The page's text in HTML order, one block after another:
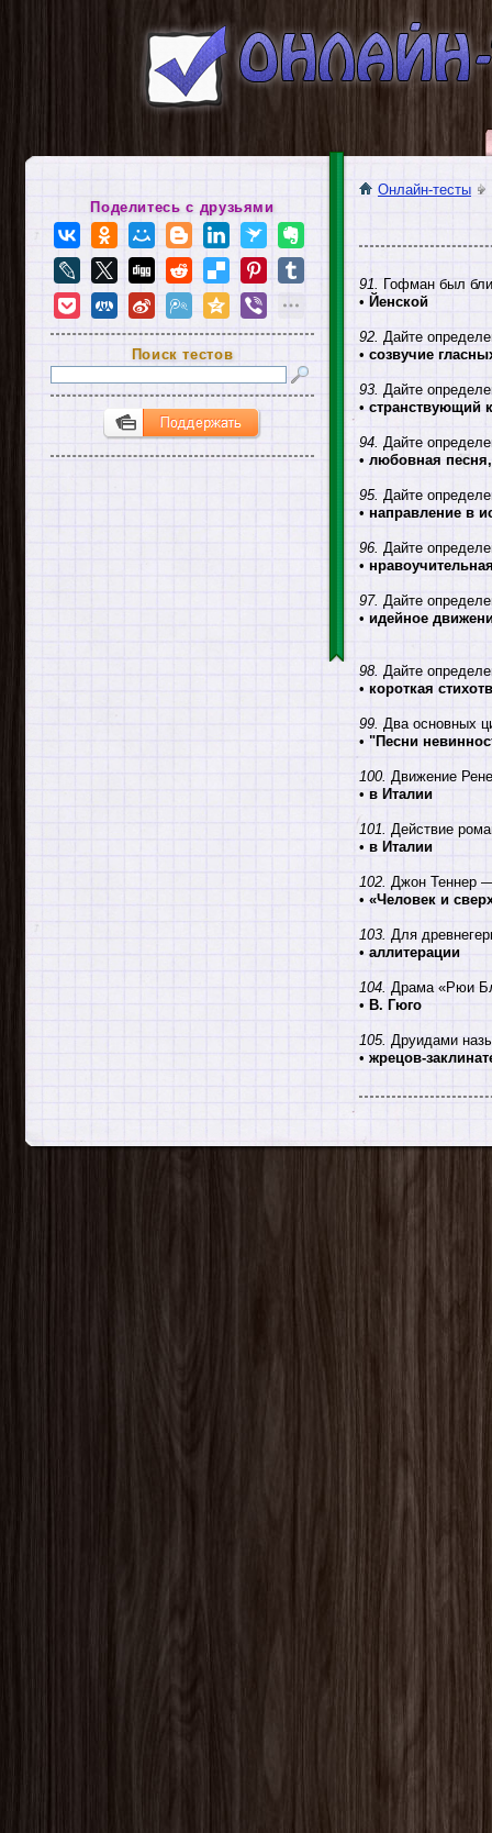
Онлайн-тесты
91.
Гофман был
• Йенской
92. Дайте
• созвучие
93. Дайте
• странствующий
94. Дайте
• любовная
95. Дайте
• направление в
96. Дайте
•
97. Дайте
• идейное
98. Дайте
• короткая
99. Два основных
• "Песни
100. Движение
• в Италии
101.
Действие
• в Италии
102. Джон Теннер
• «Человек и
103. Для
• аллитерации
104. Драма «Рюи
• В. Гюго
105. Друидами
• жрецов-
Поделитесь с друзьями
Поиск тестов